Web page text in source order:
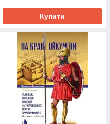
Купити